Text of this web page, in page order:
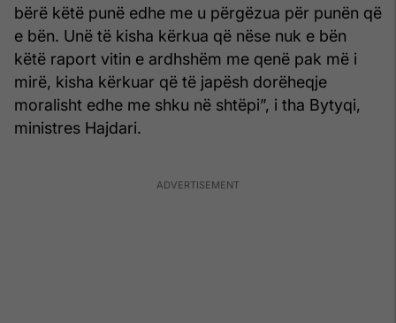
bërë këtë punë edhe me u përgëzua për punën që
e bën. Unë të kisha kërkua që nëse nuk e bën
këtë raport vitin e ardhshëm me qenë pak më i
mirë, kisha kërkuar që të japësh dorëheqje
moralisht edhe me shku në shtëpi”, i tha Bytyqi,
ministres Hajdari.